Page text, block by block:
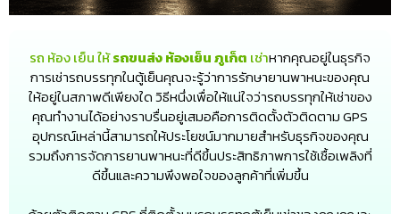
รถ ห้อง เย็น ให้รถขนส่ง ห้องเย็น ภูเก็ต เช่าหากคุณอยู่ในธุรกิจ
การเช่ารถบรรทุกในตู้เย็นคุณจะรู้ว่าการรักษายานพาหนะของคุณ
ให้อยู่ในสภาพดีเพียงใด วิธีหนึ่งเพื่อให้แน่ใจว่ารถบรรทุกให้เช่าของ
คุณทำงานได้อย่างราบรื่นอยู่เสมอคือการติดตั้งตัวติดตาม GPS
อุปกรณ์เหล่านี้สามารถให้ประโยชน์มากมายสำหรับธุรกิจของคุณ
รวมถึงการจัดการยานพาหนะที่ดีขึ้นประสิทธิภาพการใช้เชื้อเพลิงที่
ดีขึ้นและความพึงพอใจของลูกค้าที่เพิ่มขึ้น